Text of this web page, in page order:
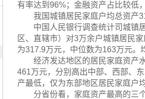
有率达到96%；金融资产占比较低
我国城镇居民家庭户均总资产
中国人民银行调查统计司城镇
区、直辖市）对3万余户城镇居民
为317.9万元，中位数为163万元。
经济发达地区的居民家庭资产
461万元，分别高出中部、西部、
产最低，仅为东部地区居民家庭户
分省份看，家庭资产最高的三